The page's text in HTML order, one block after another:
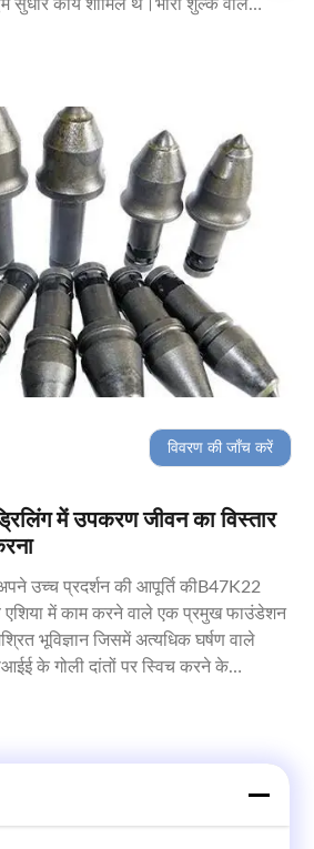
सुधार कार्य शामिल थे।भारी शुल्क वाले
विवरण की जाँच करें
में उपकरण जीवन का विस्तार
उच्च प्रदर्शन की आपूर्ति कीB47K22
एशिया में काम करने वाले एक प्रमुख फाउंडेशन
भूविज्ञान जिसमें अत्यधिक घर्षण वाले
के गोली दांतों पर स्विच करने के